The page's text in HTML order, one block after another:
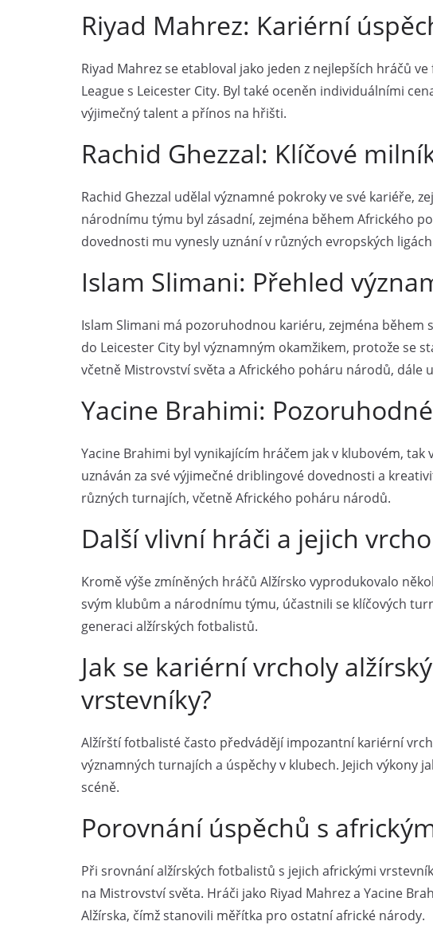
Riyad Mahrez: Kariérní
Riyad Mahrez se etabloval jako jeden z nejlepších hráčů
League s Leicester City. Byl také oceněn individuálními
výjimečný talent a přínos na hřišti.
Rachid Ghezzal: Klíčové
Rachid Ghezzal udělal významné pokroky ve své kariéře,
národnímu týmu byl zásadní, zejména během Afrického
dovednosti mu vynesly uznání v různých evropských
Islam Slimani: Přehled
Islam Slimani má pozoruhodnou kariéru, zejména
do Leicester City byl významným okamžikem, protože se
včetně Mistrovství světa a Afrického poháru národů, dále
Yacine Brahimi:
Yacine Brahimi byl vynikajícím hráčem jak v klubovém,
uznáván za své výjimečné driblingové dovednosti a
různých turnajích, včetně Afrického poháru národů.
Další vlivní hráči a jejich
Kromě výše zmíněných hráčů Alžírsko vyprodukovalo
svým klubům a národnímu týmu, účastnili se klíčových
generaci alžírských fotbalistů.
Jak se kariérní vrcholy
vrstevníky?
Alžírští fotbalisté často předvádějí impozantní kariérní
významných turnajích a úspěchy v klubech. Jejich výkony
scéně.
Porovnání úspěchů s
Při srovnání alžírských fotbalistů s jejich africkými
na Mistrovství světa. Hráči jako Riyad Mahrez a Yacine
Alžírska, čímž stanovili měřítka pro ostatní africké národy.